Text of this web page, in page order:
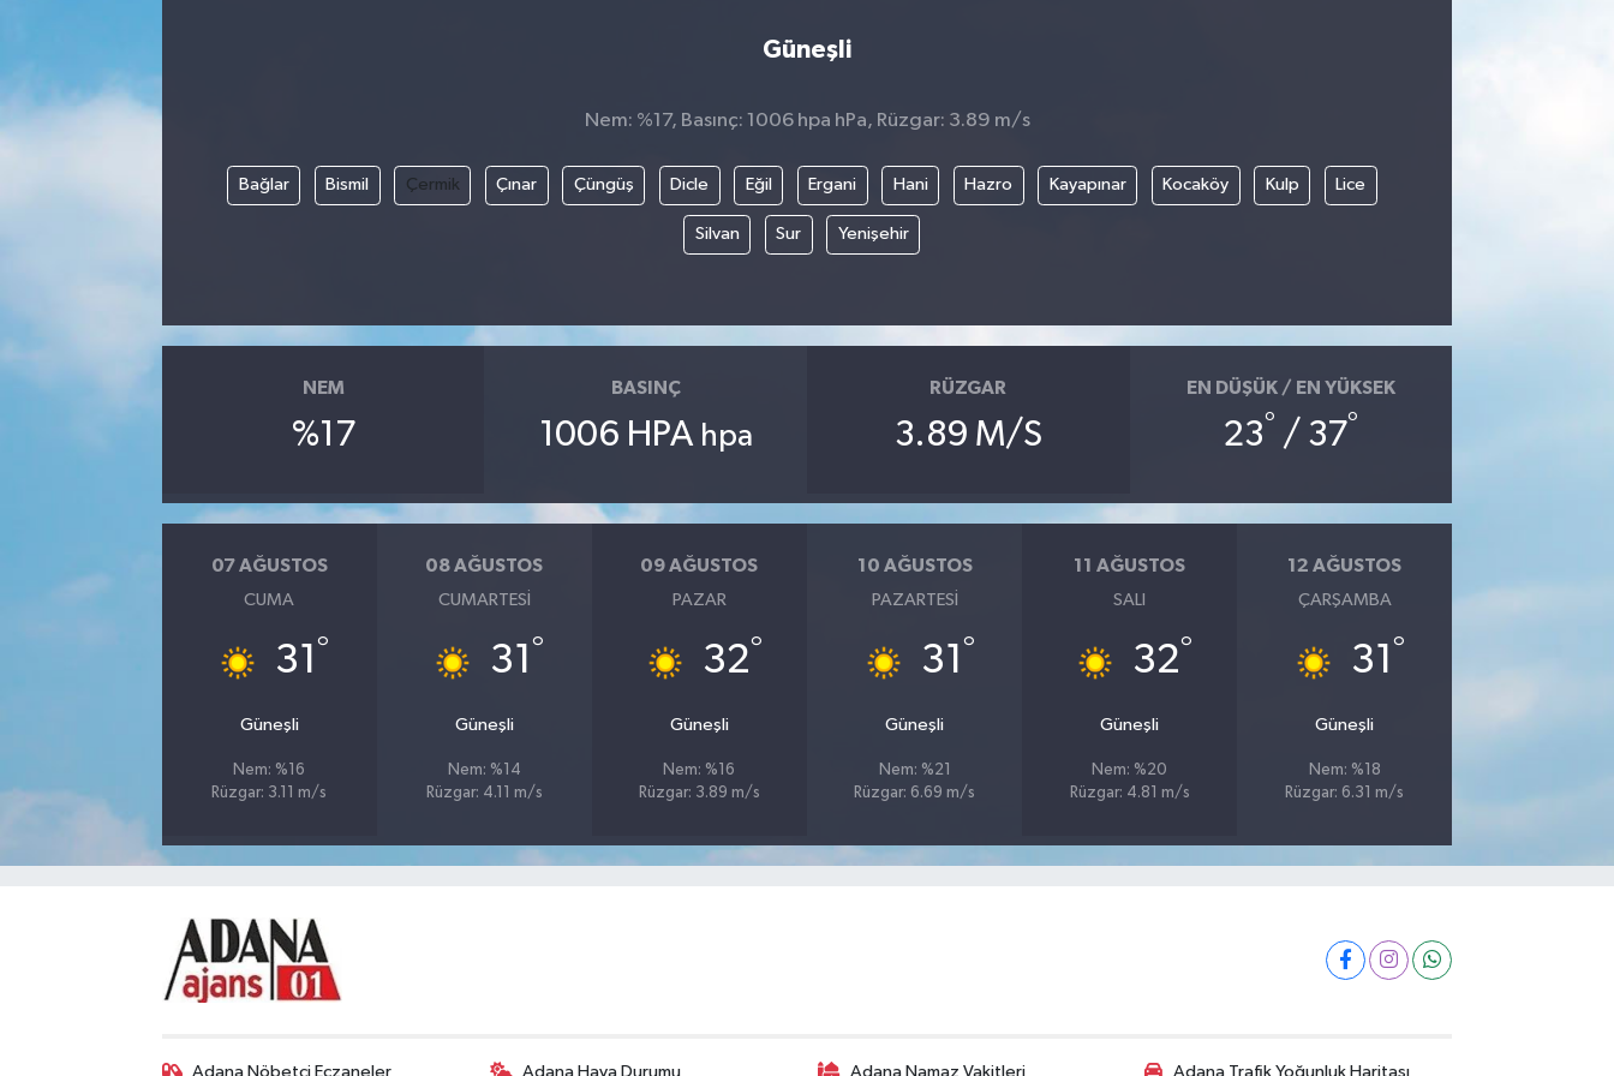
Güneşli
Nem: %17, Basınç: 1006 hpa hPa, Rüzgar: 3.89 m/s
Bağlar Bismil Çermik Çınar Çüngüş Dicle Eğil Ergani Hani Hazro Kayapınar Kocaköy Kulp Lice
Silvan Sur Yenişehir
NEM
%17
BASINÇ
1006 HPA hpa
RÜZGAR
3.89 M/S
EN DÜŞÜK / EN YÜKSEK
23° / 37°
07 AĞUSTOS
CUMA
31 °
Güneşli
Nem: %16
Rüzgar: 3.11 m/s
08 AĞUSTOS
CUMARTESI
31 °
Güneşli
Nem: %14
Rüzgar: 4.11 m/s
09 AĞUSTOS
PAZAR
32°
Güneşli
Nem: %16
Rüzgar: 3.89 m/s
10 AĞUSTOS
PAZARTESI
31 °
Güneşli
Nem: %21
Rüzgar: 6.69 m/s
11 AĞUSTOS
SALI
32°
Güneşli
Nem: %20
Rüzgar: 4.81 m/s
12 AĞUSTOS
ÇARŞAMBA
31 °
Güneşli
Nem: %18
Rüzgar: 6.31 m/s
Adana Nöbetçi Eczaneler Adana Hava Durumu Adana Namaz Vakitleri Adana Trafik Yoğunluk Haritası
Magazin